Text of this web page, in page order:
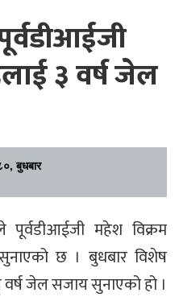
पूर्वडीआईजी
३ वर्ष जेल
बुधबार
महेश विक्रम
छ । बुधबार विशेष
वर्ष जेल सजाय सुनाएको हो ।